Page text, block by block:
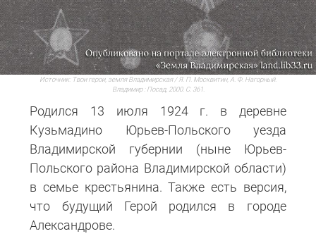
Источник: Твои герои, земля Владимирская / Я. П. Москвитин, А. Ф. Нагорный.
Владимир : Посад, 2000. С. 361.
Родился 13 июля 1924 г. в деревне
Кузьмадино Юрьев-Польского уезда
Владимирской губернии (ныне Юрьев-
Польского района Владимирской области)
в семье крестьянина. Также есть версия,
что будущий Герой родился в городе
Александрове.